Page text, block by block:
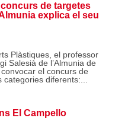
de targetes
explica el seu
Plàstiques, el professor
Salesià de l’Almunia de
el concurs de
diferents:...
El Campello